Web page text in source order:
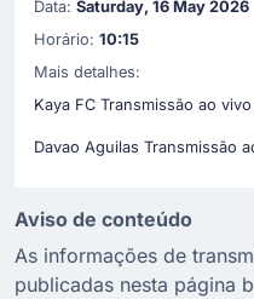
Data: Saturday, 16 May 2026
Horário: 10:15
Mais detalhes:
Kaya FC Transmissão ao
Davao Aguilas Transmissão
Aviso de conteúdo
As informações de
publicadas nesta página